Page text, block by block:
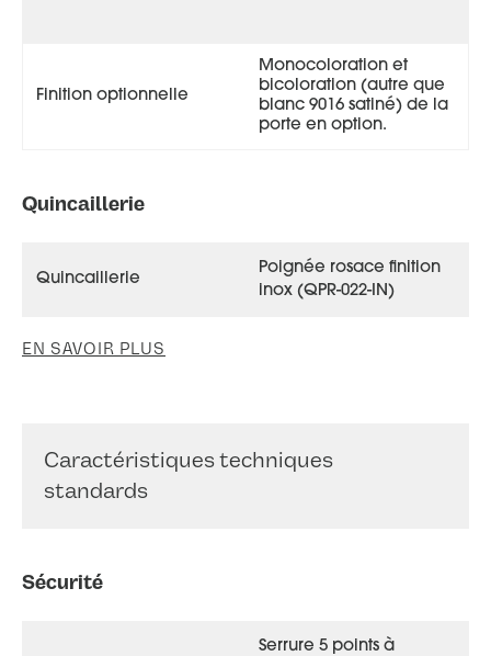
Caractéristiques techniques
standards
Sécurité
Serrure 5 points à
Finition optionnelle
Monocoloration et
bicoloration (autre que
blanc 9016 satiné) de la
porte en option.
Quincaillerie
Quincaillerie
Poignée rosace finition
inox (QPR-022-IN)
EN SAVOIR PLUS